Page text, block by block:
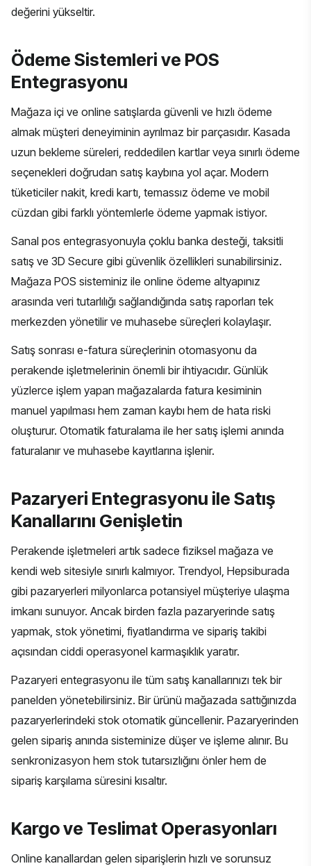
değerini yükseltir.
Ödeme Sistemleri ve POS
Entegrasyonu
Mağaza içi ve online satışlarda güvenli ve hızlı ödeme
almak müşteri deneyiminin ayrılmaz bir parçasıdır. Kasada
uzun bekleme süreleri, reddedilen kartlar veya sınırlı ödeme
seçenekleri doğrudan satış kaybına yol açar. Modern
tüketiciler nakit, kredi kartı, temassız ödeme ve mobil
cüzdan gibi farklı yöntemlerle ödeme yapmak istiyor.
Sanal pos entegrasyonuyla çoklu banka desteği, taksitli
satış ve 3D Secure gibi güvenlik özellikleri sunabilirsiniz.
Mağaza POS sisteminiz ile online ödeme altyapınız
arasında veri tutarlılığı sağlandığında satış raporları tek
merkezden yönetilir ve muhasebe süreçleri kolaylaşır.
Satış sonrası e-fatura süreçlerinin otomasyonu da
perakende işletmelerinin önemli bir ihtiyacıdır. Günlük
yüzlerce işlem yapan mağazalarda fatura kesiminin
manuel yapılması hem zaman kaybı hem de hata riski
oluşturur. Otomatik faturalama ile her satış işlemi anında
faturalanır ve muhasebe kayıtlarına işlenir.
Pazaryeri Entegrasyonu ile Satış
Kanallarını Genişletin
Perakende işletmeleri artık sadece fiziksel mağaza ve
kendi web sitesiyle sınırlı kalmıyor. Trendyol, Hepsiburada
gibi pazaryerleri milyonlarca potansiyel müşteriye ulaşma
imkanı sunuyor. Ancak birden fazla pazaryerinde satış
yapmak, stok yönetimi, fiyatlandırma ve sipariş takibi
açısından ciddi operasyonel karmaşıklık yaratır.
Pazaryeri entegrasyonu ile tüm satış kanallarınızı tek bir
panelden yönetebilirsiniz. Bir ürünü mağazada sattığınızda
pazaryerlerindeki stok otomatik güncellenir. Pazaryerinden
gelen sipariş anında sisteminize düşer ve işleme alınır. Bu
senkronizasyon hem stok tutarsızlığını önler hem de
sipariş karşılama süresini kısaltır.
Kargo ve Teslimat Operasyonları
Online kanallardan gelen siparişlerin hızlı ve sorunsuz